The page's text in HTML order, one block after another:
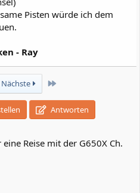
Pisten würde ich dem
- Ray
Nächste Letzte
Antworten
Reise mit der G650X Ch.